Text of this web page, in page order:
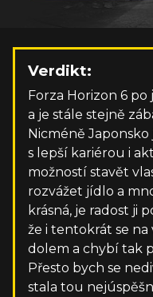
Verdikt:
Forza Horizon 6
a je stále stejně
Nicméně
s lepší kariérou i
možností stavět
rozvážet jídlo a
krásná, je radost ji
že i tentokrát se na
dolem a chybí tak
Přesto bych se
stala tou